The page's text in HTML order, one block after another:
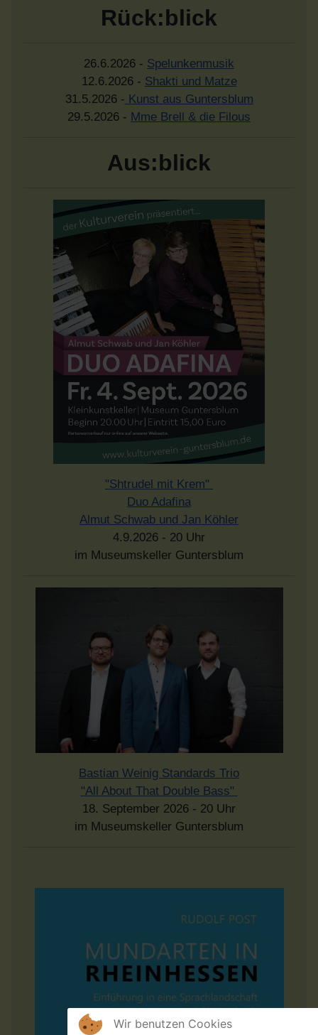
Rück:blick
26.6.2026 - Spelunkenmusik
12.6.2026 - Shakti und Matze
31.5.2026 - Kunst aus Guntersblum
29.5.2026 - Mme Brell & die Filous
Aus:blick
"Shtrudel mit Krem"
Duo Adafina
Almut Schwab und Jan Köhler
4.9.2026 - 20 Uhr
im Museumskeller Guntersblum
Bastian Weinig Standards Trio
"All About That Double Bass"
18. September 2026 - 20 Uhr
im Museumskeller Guntersblum
Wir benutzen Cookies